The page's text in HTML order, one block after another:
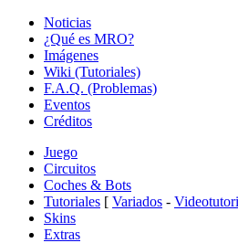
Noticias
¿Qué es MRO?
Imágenes
Wiki (Tutoriales)
F.A.Q. (Problemas)
Eventos
Créditos
Juego
Circuitos
Coches & Bots
Tutoriales [ Variados -
Skins
Extras